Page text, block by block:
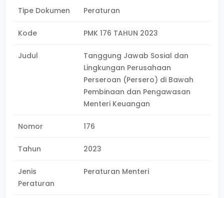
Tipe Dokumen Peraturan
Kode PMK 176 TAHUN 2023
Judul
Tanggung Jawab Sosial dan
Lingkungan Perusahaan
Perseroan (Persero) di Bawah
Pembinaan dan Pengawasan
Menteri Keuangan
Nomor 176
Tahun 2023
Jenis
Peraturan
Peraturan Menteri